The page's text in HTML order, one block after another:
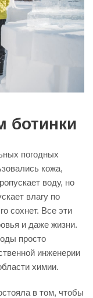
ботинки
погодных
кожа,
воду, но
влагу по
сохнет. Все эти
и даже жизни.
просто
инженерии
химии.
в том, чтобы